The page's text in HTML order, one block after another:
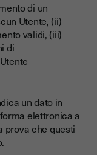
di un
Utente, (ii)
validi, (iii)
di
un dato in
elettronica a
prova che questi